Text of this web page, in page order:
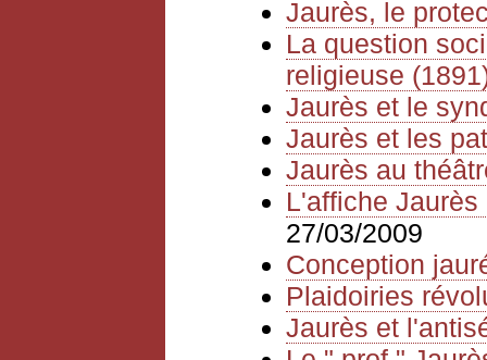
Jaurès, le
La question
religieuse
Jaurès et le
Jaurès et les
Jaurès au
L'affiche
27/03/2009
Conception
Plaidoiries
Jaurès et